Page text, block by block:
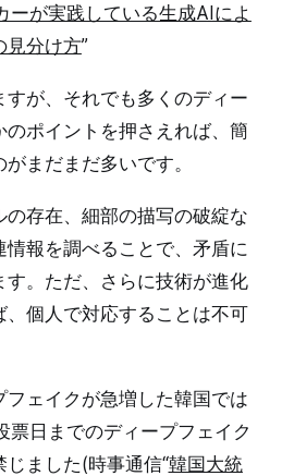
ーが実践している生成AIによ
見分け方”
が、それでも多くのディー
ポイントを押さえれば、簡
まだまだ多いです。
存在、細部の描写の破綻な
情報を調べることで、矛盾に
。ただ、さらに技術が進化
、個人で対応することは不可
ェイクが急増した韓国では
票日までのディープフェイク
ました(時事通信“韓国大統